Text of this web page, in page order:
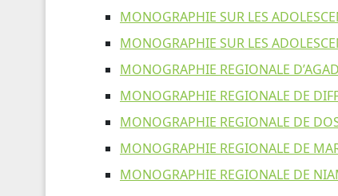
MONOGRAPHIE SUR LES
MONOGRAPHIE SUR LES
MONOGRAPHIE REGIONALE
MONOGRAPHIE REGIONALE DE
MONOGRAPHIE REGIONALE DE
MONOGRAPHIE REGIONALE DE
MONOGRAPHIE REGIONALE DE